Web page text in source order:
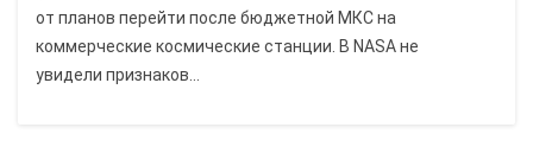
от планов перейти после бюджетной МКС на
коммерческие космические станции. В NASA не
увидели признаков...